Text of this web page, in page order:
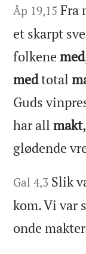
Åp 19,15 Fra
et skarpt
folkenemed
medtotal
Guds
har allmakt
glødende
Gal 4,3 Slik
kom. Vi var
onde